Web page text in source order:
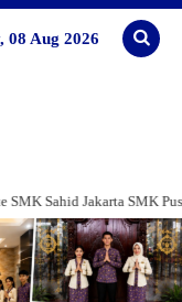
08 Aug 2026
Sahid Jakarta SMK